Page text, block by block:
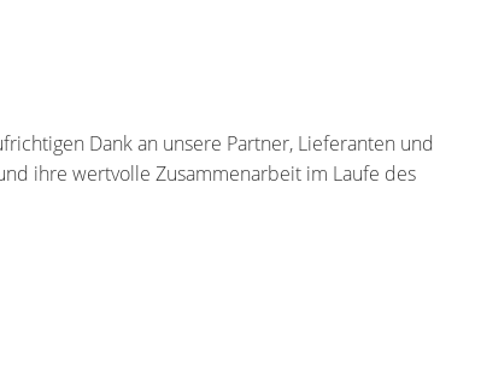
Dank an unsere Partner, Lieferanten und
ihre wertvolle Zusammenarbeit im Laufe des